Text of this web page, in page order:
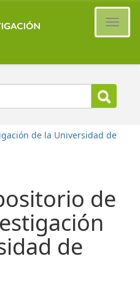
de la Universidad de
de
de